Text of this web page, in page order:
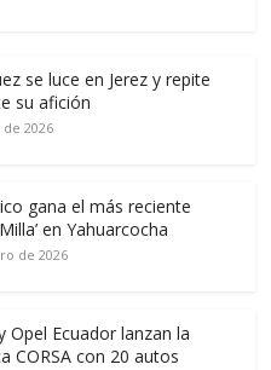
se luce en Jerez y repite
su afición
2026
gana el más reciente
en Yahuarcocha
de 2026
Opel Ecuador lanzan la
CORSA con 20 autos